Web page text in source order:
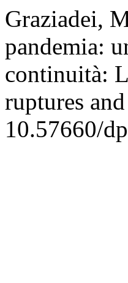
Graziadei,
pandemia:
continuità:
ruptures
10.57660/